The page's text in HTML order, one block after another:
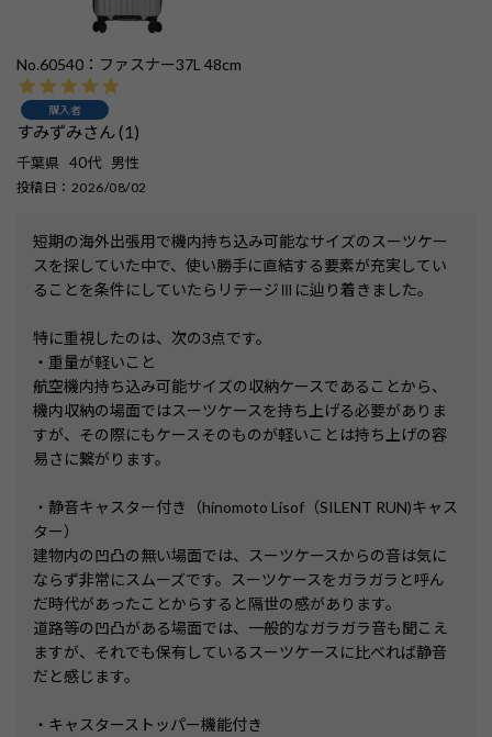
No.60540：ファスナー37L 48cm
購入者
すみずみ 1
千葉県 40代 男性
投稿日 2026/08/02
短期の海外出張用で機内持ち込み可能なサイズのスーツケー
スを探していた中で、使い勝手に直結する要素が充実してい
ることを条件にしていたらリテージⅢに辿り着きました。
特に重視したのは、次の3点です。
・重量が軽いこと
航空機内持ち込み可能サイズの収納ケースであることから、
機内収納の場面ではスーツケースを持ち上げる必要がありま
すが、その際にもケースそのものが軽いことは持ち上げの容
易さに繋がります。
・静音キャスター付き（hinomoto Lisof（SILENT RUN)キャス
ター）
建物内の凹凸の無い場面では、スーツケースからの音は気に
ならず非常にスムーズです。スーツケースをガラガラと呼ん
だ時代があったことからすると隔世の感があります。
道路等の凹凸がある場面では、一般的なガラガラ音も聞こえ
ますが、それでも保有しているスーツケースに比べれば静音
だと感じます。
・キャスターストッパー機能付き